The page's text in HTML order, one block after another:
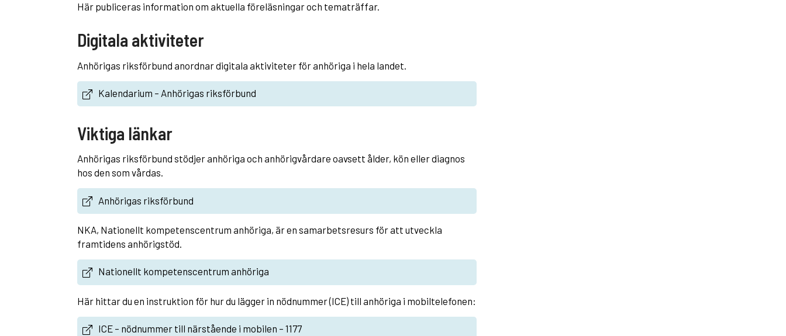
Här publiceras information om aktuella föreläsningar och tematräffar.
Digitala aktiviteter
Anhörigas riksförbund anordnar digitala aktiviteter för anhöriga i hela landet.
Kalendarium – Anhörigas riksförbund
Viktiga länkar
Anhörigas riksförbund stödjer anhöriga och anhörigvårdare oavsett ålder, kön eller diagnos
hos den som vårdas.
Anhörigas riksförbund
NKA, Nationellt kompetenscentrum anhöriga, är en samarbetsresurs för att utveckla
framtidens anhörigstöd.
Nationellt kompetenscentrum anhöriga
Här hittar du en instruktion för hur du lägger in nödnummer (ICE) till anhöriga i mobiltelefonen:
ICE – nödnummer till närstående i mobilen – 1177